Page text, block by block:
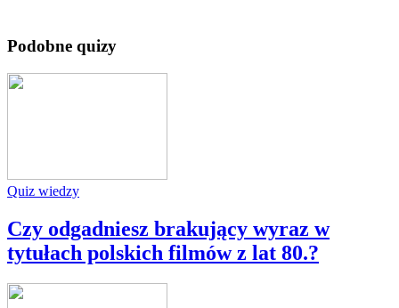
Podobne quizy
Quiz wiedzy
Czy odgadniesz brakujący wyraz w
tytułach polskich filmów z lat 80.?